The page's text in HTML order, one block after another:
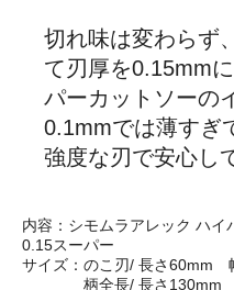
切れ味は変わらず
て刃厚を0.15mm
パーカットソーの
0.1mmでは薄すぎ
強度な刃で安心し
内容：シモムラアレック ハ
0.15スーパー
サイズ：のこ刃/ 長さ60mm
柄全長/ 長さ130mm